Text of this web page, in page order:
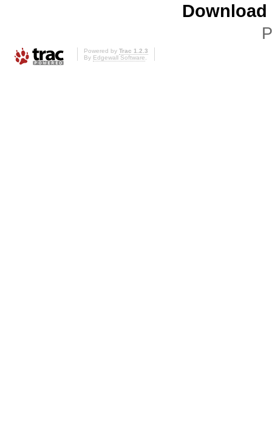
Powered by Trac 1.2.3
By Edgewall Software